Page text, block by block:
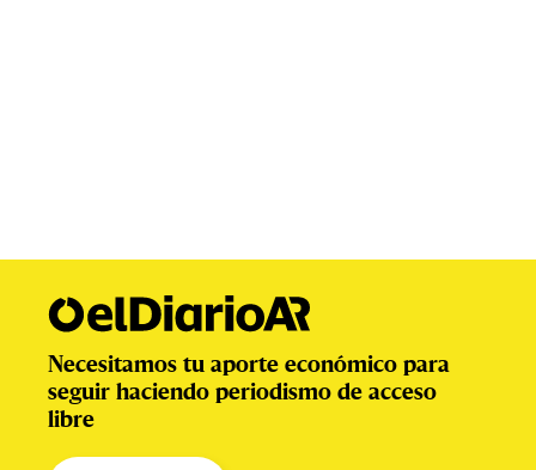
Necesitamos tu aporte económico para
seguir haciendo periodismo de acceso
libre